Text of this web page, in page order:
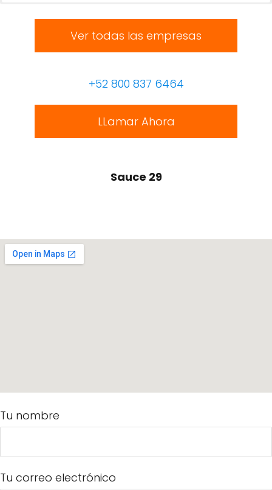
Ver todas las empresas
+52 800 837 6464
LLamar Ahora
Sauce 29
Tu nombre
Tu correo electrónico